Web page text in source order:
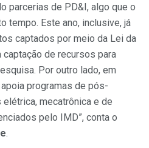
parcerias de PD&I, algo que o
tempo. Este ano, inclusive, já
captados por meio da Lei da
de recursos para
Por outro lado, em
programas de pós-
elétrica, mecatrônica e de
pelo IMD”, conta o
.